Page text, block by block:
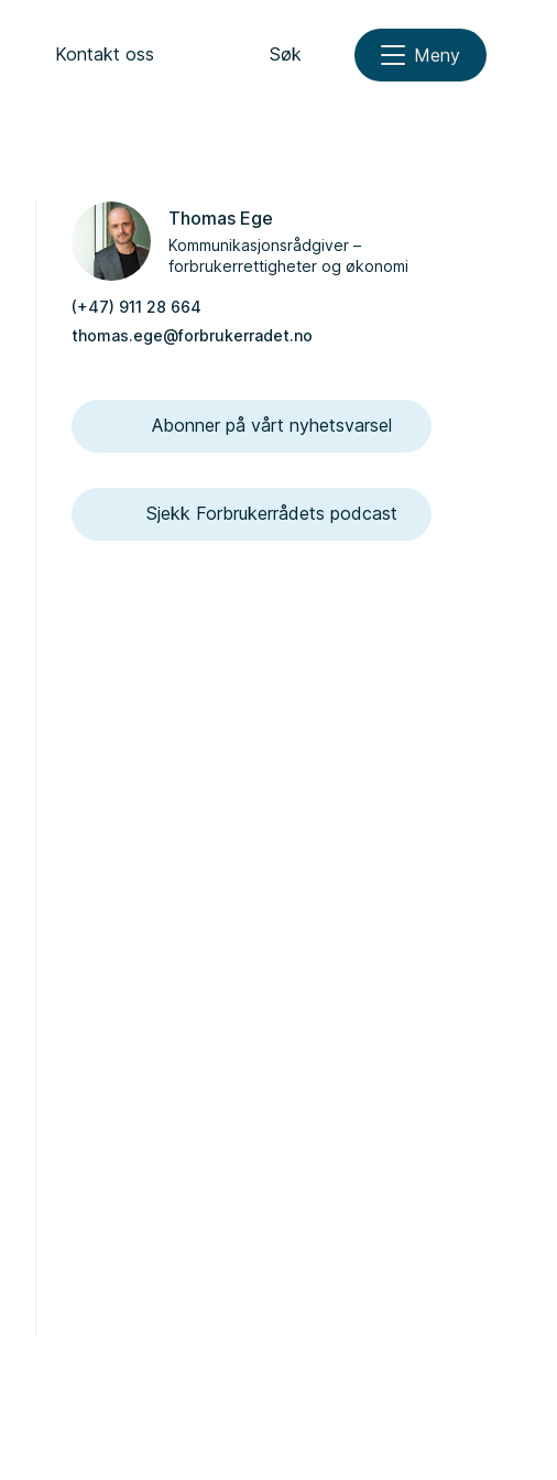
Kontakt oss Søk Meny
Thomas Ege
Kommunikasjonsrådgiver –
forbrukerrettigheter og økonomi
(+47) 911 28 664
thomas.ege@forbrukerradet.no
Abonner på vårt nyhetsvarsel
Sjekk Forbrukerrådets podcast